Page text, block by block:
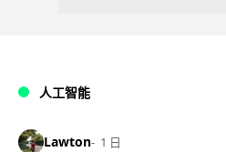
人工智能
Lawton 1 日